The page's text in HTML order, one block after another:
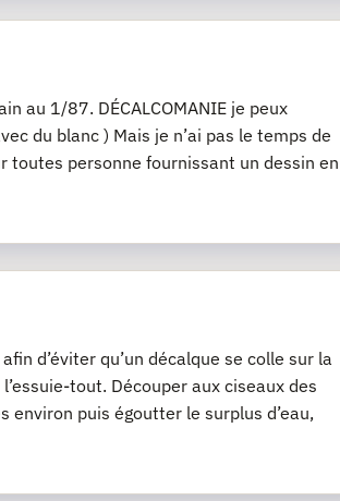
au 1/87. DÉCALCOMANIE je peux
du blanc ) Mais je n’ai pas le temps de
personne fournissant un dessin en
d’éviter qu’un décalque se colle sur la
tout. Découper aux ciseaux des
environ puis égoutter le surplus d’eau,